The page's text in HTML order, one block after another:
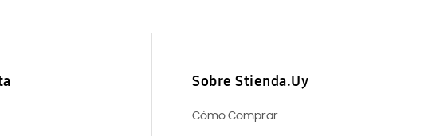
Sobre Stienda.Uy
Cómo Comprar